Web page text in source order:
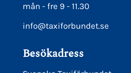
mån - fre 9 - 11.30
info@taxiforbundet.se
Besökadress